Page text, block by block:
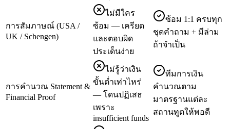
การสัมภาษณ์ (USA /
UK / Schengen)
ไม่มีใคร
ซ้อม — เครียด
และตอบผิด
ประเด็นง่าย
ซ้อม 1:1 ครบทุก
ชุดคำถาม + มีล่าม
ถ้าจำเป็น
การคำนวณ Statement &
Financial Proof
ไม่รู้ว่าเงิน
ขั้นต่ำเท่าไหร่
— โดนปฏิเสธ
เพราะ
insufficient funds
ทีมการเงิน
คำนวณตาม
มาตรฐานแต่ละ
สถานทูตให้พอดี